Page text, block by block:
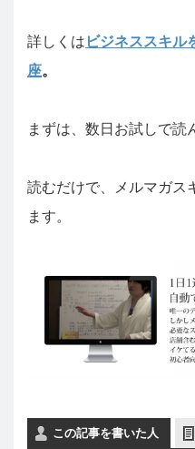
詳しくは ビジネススキル
座。
まずは、数日お試しで読
読むだけで、メルマガス
ます。
この記事を書いた人